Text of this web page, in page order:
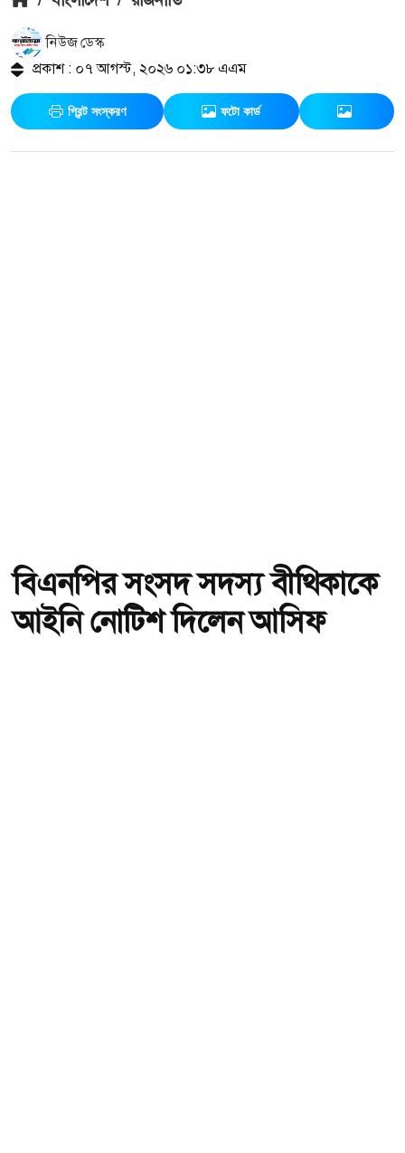
নিউজ ডেস্ক
প্রকাশ : ০৭ আগস্ট, ২০২৬ ০১:৩৮ এএম
প্রিন্ট সংস্করণ ফটো কার্ড
বিএনপির সংসদ সদস্য বীথিকাকে
আইনি নোটিশ দিলেন আসিফ